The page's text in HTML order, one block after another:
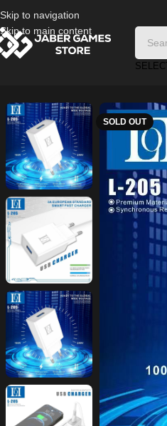
Skip to navigation
Skip to main content
SOLD OUT